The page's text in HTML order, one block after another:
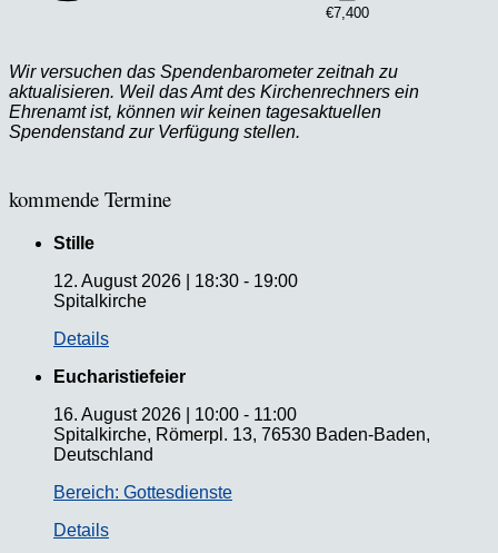
€7,400
Wir versuchen das Spendenbarometer zeitnah zu
aktualisieren. Weil das Amt des Kirchenrechners ein
Ehrenamt ist, können wir keinen tagesaktuellen
Spendenstand zur Verfügung stellen.
kommende Termine
Stille
12. August 2026
18:30 - 19:00
Spitalkirche
Details
Eucharistiefeier
16. August 2026
10:00 - 11:00
Spitalkirche, Römerpl. 13, 76530 Baden-Baden,
Deutschland
Bereich: Gottesdienste
Details